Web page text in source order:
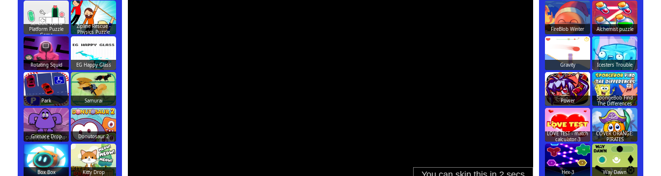
Scribble World
Platform Puzzle
Game
Zipline Rescue -
Physics Puzzle
Rotating Squid EG Happy Glass
Park Samurai
Grimace Drop Donutosaur 2
Box Box Kitty Drop
FireBlob Winter Alchemist puzzle
Gravity Icesters Trouble
Power
SpongeBob Find
The Differences
LOVE TEST - match
calculator-3
COVER ORANGE:
PIRATES
Hex-3 Way Dawn